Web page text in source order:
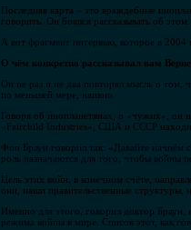
Последняя карта – это враждебные
говорить. Он боялся рассказывать об
А вот фрагмент интервью, которое в
О чём конкретно рассказывал вам
Он не раз и не два повторял мысль о том,
по меньшей мере, наивно.
Говоря об инопланетянах, о «чужих», он
«Fairchild Industries», США и СССР
Фон Браун говорил так: «Давайте начнём
роль назначаются для того, чтобы войны
Цель этих войн, в конечном счёте,
они, наши правительственные структуры,
Именно для этого, говорил доктор Браун,
режима войны в мире. Список этот, как